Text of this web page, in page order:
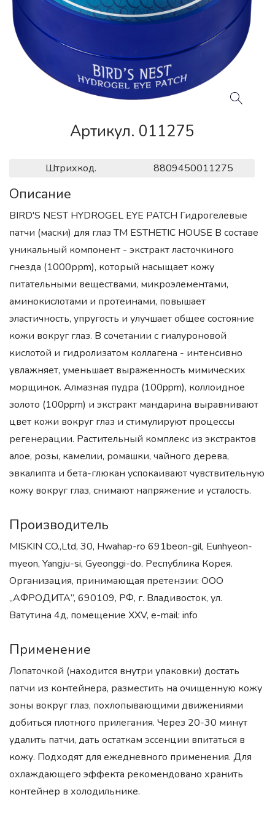
Артикул. 011275
Штрихкод. 8809450011275
Описание
BIRD'S NEST HYDROGEL EYE PATCH Гидрогелевые
патчи (маски) для глаз ТМ ESTHETIC HOUSE В составе
уникальный компонент - экстракт ласточкиного
гнезда (1000ррm), который насыщает кожу
питательными веществами, микроэлементами,
аминокислотами и протеинами, повышает
эластичность, упругость и улучшает общее состояние
кожи вокруг глаз. В сочетании с гиалуроновой
кислотой и гидролизатом коллагена - интенсивно
увлажняет, уменьшает выраженность мимических
морщинок. Алмазная пудра (100ppm), коллоидное
золото (100ppm) и экстракт мандарина выравнивают
цвет кожи вокруг глаз и стимулируют процессы
регенерации. Растительный комплекс из экстрактов
алое, розы, камелии, ромашки, чайного дерева,
эвкалипта и бета-глюкан успокаивают чувствительную
кожу вокруг глаз, снимают напряжение и усталость.
Производитель
MISKIN CO.,Ltd, 30, Hwahap-ro 691beon-gil, Eunhyeon-
myeon, Yangju-si, Gyeonggi-do. Республика Корея.
Организация, принимающая претензии: ООО
„АФРОДИТА”, 690109, РФ, г. Владивосток, ул.
Ватутина 4д, помещение XXV, e-mail: info
Применение
Лопаточкой (находится внутри упаковки) достать
патчи из контейнера, разместить на очищенную кожу
зоны вокруг глаз, похлопывающими движениями
добиться плотного прилегания. Через 20-30 минут
удалить патчи, дать остаткам эссенции впитаться в
кожу. Подходят для ежедневного применения. Для
охлаждающего эффекта рекомендовано хранить
контейнер в холодильнике.